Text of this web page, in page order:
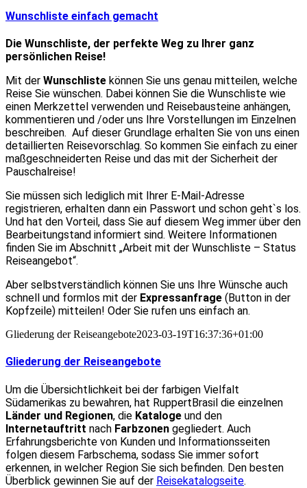
Wunschliste einfach gemacht
Die Wunschliste, der perfekte Weg zu Ihrer ganz
persönlichen Reise!
Mit der Wunschliste können Sie uns genau mitteilen, welche
Reise Sie wünschen. Dabei können Sie die Wunschliste wie
einen Merkzettel verwenden und Reisebausteine anhängen,
kommentieren und /oder uns Ihre Vorstellungen im Einzelnen
beschreiben. Auf dieser Grundlage erhalten Sie von uns einen
detaillierten Reisevorschlag. So kommen Sie einfach zu einer
maßgeschneiderten Reise und das mit der Sicherheit der
Pauschalreise!
Sie müssen sich lediglich mit Ihrer E-Mail-Adresse
registrieren, erhalten dann ein Passwort und schon geht`s los.
Und hat den Vorteil, dass Sie auf diesem Weg immer über den
Bearbeitungstand informiert sind. Weitere Informationen
finden Sie im Abschnitt „Arbeit mit der Wunschliste – Status
Reiseangebot“.
Aber selbstverständlich können Sie uns Ihre Wünsche auch
schnell und formlos mit der Expressanfrage (Button in der
Kopfzeile) mitteilen! Oder Sie rufen uns einfach an.
Gliederung der Reiseangebote2023-03-19T16:37:36+01:00
Gliederung der Reiseangebote
Um die Übersichtlichkeit bei der farbigen Vielfalt
Südamerikas zu bewahren, hat RuppertBrasil die einzelnen
Länder und Regionen, die Kataloge und den
Internetauftritt nach Farbzonen gegliedert. Auch
Erfahrungsberichte von Kunden und Informationsseiten
folgen diesem Farbschema, sodass Sie immer sofort
erkennen, in welcher Region Sie sich befinden. Den besten
Überblick gewinnen Sie auf der Reisekatalogseite.